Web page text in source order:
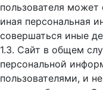
пользователя может
иная персональная
совершаться иные
1.3. Сайт в общем
персональной
пользователями, и